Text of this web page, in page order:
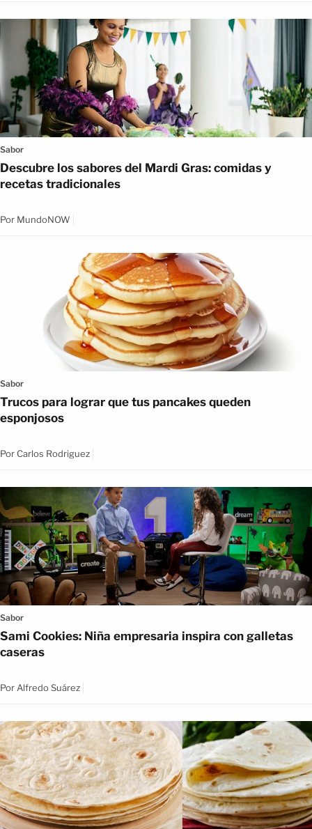
Sabor
Descubre los sabores del Mardi Gras: comidas y
recetas tradicionales
Por MundoNOW
Sabor
Trucos para lograr que tus pancakes queden
esponjosos
Por Carlos Rodriguez
Sabor
Sami Cookies: Niña empresaria inspira con galletas
caseras
Por Alfredo Suárez